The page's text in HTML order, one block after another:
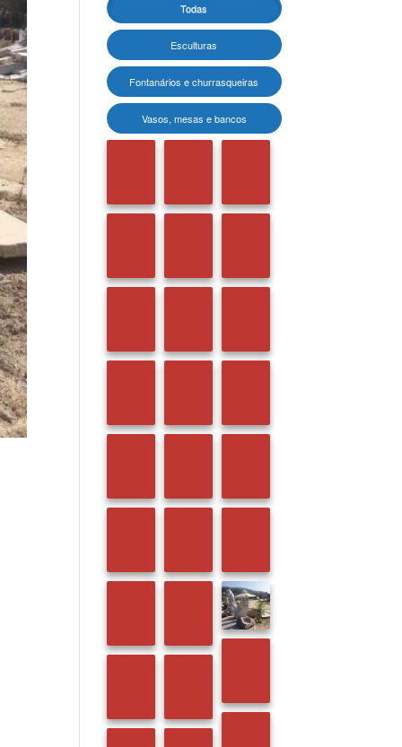
Todas
Esculturas
Fontanários e churrasqueiras
Vasos, mesas e bancos